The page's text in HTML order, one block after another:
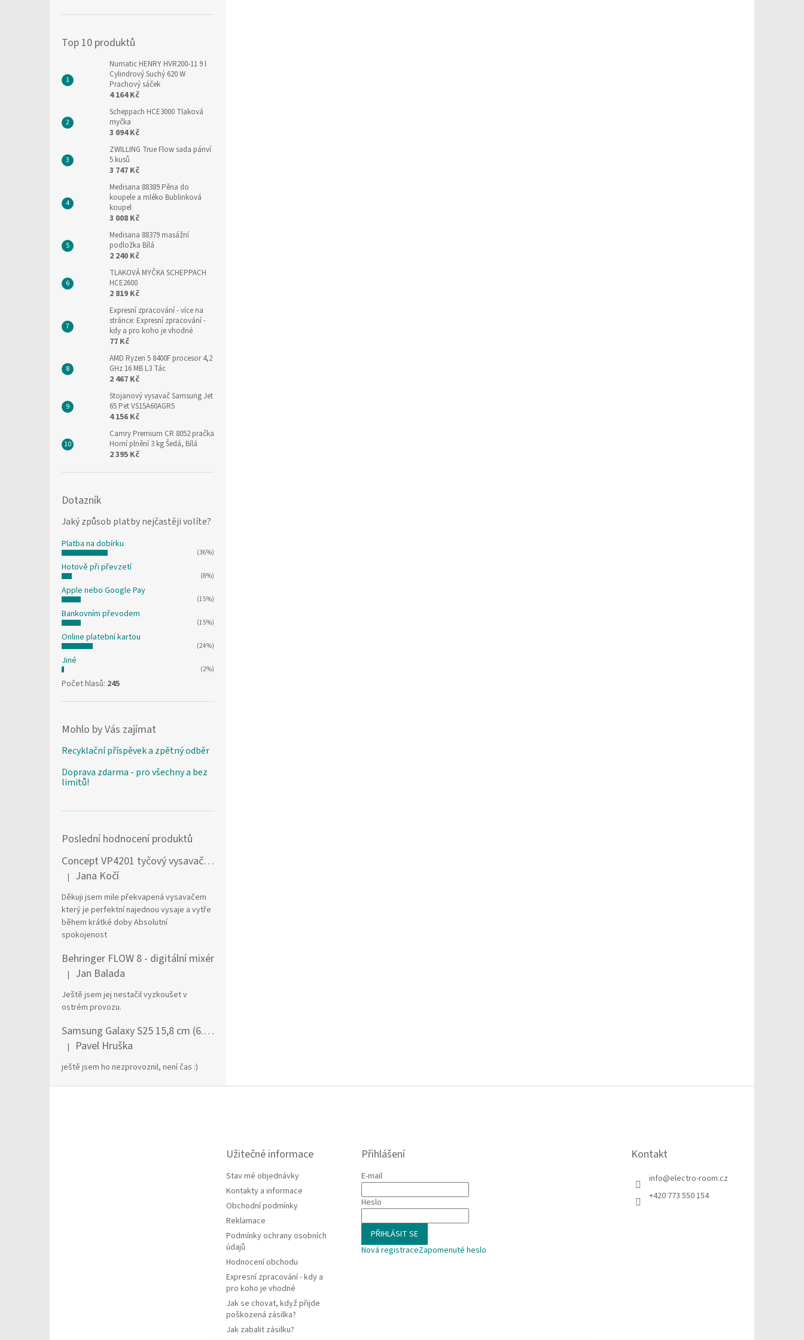
Top 10 produktů
Numatic HENRY HVR200-11 9 l
Cylindrový Suchý 620 W
Prachový sáček
4 164 Kč
Scheppach HCE3000 Tlaková
myčka
3 094 Kč
ZWILLING True Flow sada pánví
5 kusů
3 747 Kč
Medisana 88389 Pěna do
koupele a mléko Bublinková
koupel
3 008 Kč
Medisana 88379 masážní
podložka Bílá
2 240 Kč
TLAKOVÁ MYČKA SCHEPPACH
HCE2600
2 819 Kč
Expresní zpracování- více na
stránce: Expresní zpracování -
kdy a pro koho je vhodné
77 Kč
AMD Ryzen 5 8400F procesor 4,2
GHz 16 MB L3 Tác
2 467 Kč
Stojanový vysavač Samsung Jet
65 Pet VS15A60AGR5
4 156 Kč
Camry Premium CR 8052 pračka
Horní plnění 3 kg Šedá, Bílá
2 395 Kč
Dotazník
Jaký způsob platby nejčastěji volíte?
Platba na dobírku
(36%)
Hotově při převzetí
(8%)
Apple nebo Google Pay
(15%)
Bankovním převodem
(15%)
Online platební kartou
(24%)
Jiné
(2%)
Počet hlasů: 245
Mohlo by Vás zajímat
Recyklační příspěvek a zpětný odběr
Doprava zdarma - pro všechny a bez
limitů!
Poslední hodnocení produktů
Concept VP4201 tyčový vysavač / elektrický smeták Tyčový vysavač 2 v 1 AC Suché a mokré Bezsáčkové 0,6 l 90 W Černá, Stříbrná
Hodnocení produktu je 5 z 5 hvězdiček.
| Jana Kočí
Děkuji jsem mile překvapená vysavačem
který je perfektní najednou vysaje a vytře
během krátké doby Absolutní
spokojenost
Behringer FLOW 8 - digitální mixér
Hodnocení produktu je 5 z 5 hvězdiček.
| Jan Balada
Ještě jsem jej nestačil vyzkoušet v
ostrém provozu.
Samsung Galaxy S25 15,8 cm (6.2") Dual SIM Android 15 5G USB typu C 12 GB 256 GB 4000 mAh Námořnická modrá
Hodnocení produktu je 1 z 5 hvězdiček.
| Pavel Hruška
ještě jsem ho nezprovoznil, není čas :)
Užitečné informace
Stav mé objednávky
Kontakty a informace
Obchodní podmínky
Reklamace
Podmínky ochrany osobních
údajů
Hodnocení obchodu
Expresní zpracování - kdy a
pro koho je vhodné
Jak se chovat, když přijde
poškozená zásilka?
Jak zabalit zásilku?
Přihlášení
E-mail
Heslo
PŘIHLÁSIT SE
Nová registraceZapomenuté heslo
Kontakt
info@electro-room.cz
+420 773 550 154